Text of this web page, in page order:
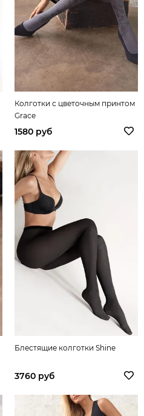
Колготки с цветочным принтом
Grace
1580 руб
Блестящие колготки Shine
3760 руб